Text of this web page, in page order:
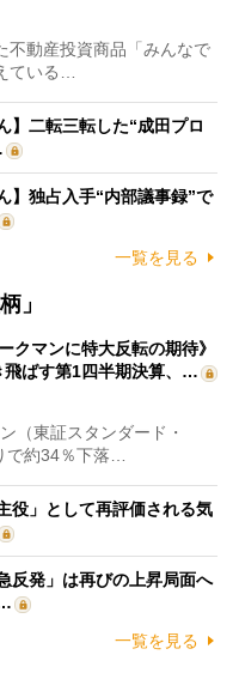
動産投資商品「みんなで
ている…
】二転三転した“成田プロ
】独占入手“内部議事録”で
一覧を見る
」
クマンに特大反転の期待》
飛ばす第1四半期決算、…
（東証スタンダード・
で約34％下落…
役」として再評価される気
反発」は再びの上昇局面へ
一覧を見る